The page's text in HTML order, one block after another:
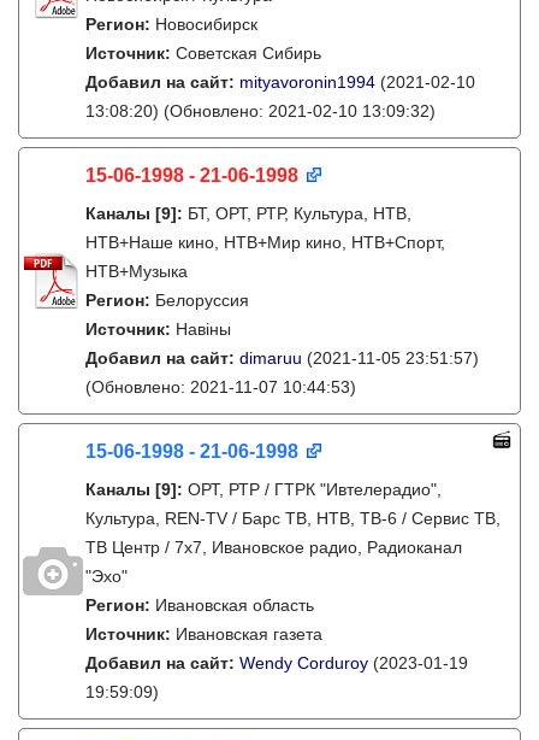
Регион: Новосибирск
Источник: Советская Сибирь
Добавил на сайт: mityavoronin1994 (2021-02-10
13:08:20) (Обновлено: 2021-02-10 13:09:32)
15-06-1998 - 21-06-1998
Каналы [9]: БТ, ОРТ, РТР, Культура, НТВ,
НТВ+Наше кино, НТВ+Мир кино, НТВ+Спорт,
НТВ+Музыка
Регион: Белоруссия
Источник: Навіны
Добавил на сайт: dimaruu (2021-11-05 23:51:57)
(Обновлено: 2021-11-07 10:44:53)
15-06-1998 - 21-06-1998
Каналы [9]: ОРТ, РТР / ГТРК "Ивтелерадио",
Культура, REN-TV / Барс ТВ, НТВ, ТВ-6 / Сервис ТВ,
ТВ Центр / 7х7, Ивановское радио, Радиоканал
"Эхо"
Регион: Ивановская область
Источник: Ивановская газета
Добавил на сайт: Wendy Corduroy (2023-01-19
19:59:09)